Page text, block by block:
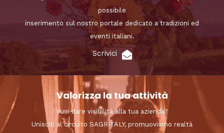
possibile
inserimento sul nostro portale dedicato a tradizioni ed
eventi italiani.
Scrivici
Valorizza la tua attività
Vuoi dare visibilità alla tua azienda?
Unisciti al circuito SAGRITALY, promuoviamo realtà